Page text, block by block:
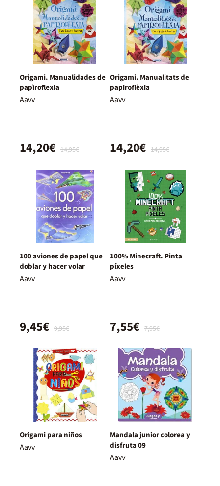
Origami. Manualidades de
papìroflexia
Aavv
14,95€
14,20€
Origami. Manualitats de
papiroflèxia
Aavv
14,95€
14,20€
100 aviones de papel que
doblar y hacer volar
Aavv
9,95€
9,45€
100% Minecraft. Pinta
píxeles
Aavv
7,95€
7,55€
Origami para niños
Aavv
Mandala junior colorea y
disfruta 09
Aavv